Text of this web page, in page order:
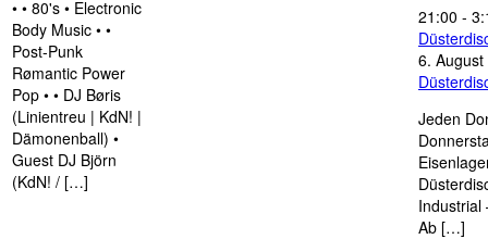
• • 80's • Electronic
Body Music • •
Post-Punk
Rømantic Power
Pop • • DJ Børis
(Linientreu | KdN! |
Dämonenball) •
Guest DJ Björn
(KdN! / […]
21:00 -
6.
Jeden
Industrial
Ab […]